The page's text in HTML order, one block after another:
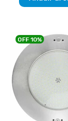
OFF 10%